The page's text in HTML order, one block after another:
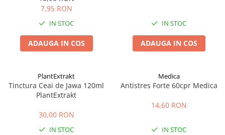
7,95 RON
IN STOC
ADAUGA IN COS
IN STOC
ADAUGA IN COS
PlantExtrakt
Tinctura Ceai de Jawa 120ml
PlantExtrakt
30,00 RON
IN STOC
Medica
Antistres Forte 60cpr Medica
14,60 RON
IN STOC